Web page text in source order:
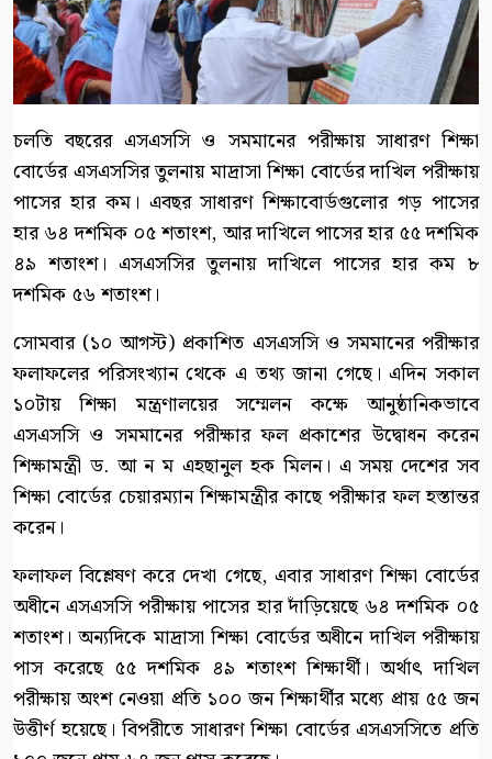
চলতি বছরের এসএসসি ও সমমানের পরীক্ষায় সাধারণ শিক্ষা
বোর্ডের এসএসসির তুলনায় মাদ্রাসা শিক্ষা বোর্ডের দাখিল পরীক্ষায়
পাসের হার কম। এবছর সাধারণ শিক্ষাবোর্ডগুলোর গড় পাসের
হার ৬৪ দশমিক ০৫ শতাংশ, আর দাখিলে পাসের হার ৫৫ দশমিক
৪৯ শতাংশ। এসএসসির তুলনায় দাখিলে পাসের হার কম ৮
দশমিক ৫৬ শতাংশ।
সোমবার (১০ আগস্ট) প্রকাশিত এসএসসি ও সমমানের পরীক্ষার
ফলাফলের পরিসংখ্যান থেকে এ তথ্য জানা গেছে। এদিন সকাল
১০টায় শিক্ষা মন্ত্রণালয়ের সম্মেলন কক্ষে আনুষ্ঠানিকভাবে
এসএসসি ও সমমানের পরীক্ষার ফল প্রকাশের উদ্বোধন করেন
শিক্ষামন্ত্রী ড. আ ন ম এহছানুল হক মিলন। এ সময় দেশের সব
শিক্ষা বোর্ডের চেয়ারম্যান শিক্ষামন্ত্রীর কাছে পরীক্ষার ফল হস্তান্তর
করেন।
ফলাফল বিশ্লেষণ করে দেখা গেছে, এবার সাধারণ শিক্ষা বোর্ডের
অধীনে এসএসসি পরীক্ষায় পাসের হার দাঁড়িয়েছে ৬৪ দশমিক ০৫
শতাংশ। অন্যদিকে মাদ্রাসা শিক্ষা বোর্ডের অধীনে দাখিল পরীক্ষায়
পাস করেছে ৫৫ দশমিক ৪৯ শতাংশ শিক্ষার্থী। অর্থাৎ দাখিল
পরীক্ষায় অংশ নেওয়া প্রতি ১০০ জন শিক্ষার্থীর মধ্যে প্রায় ৫৫ জন
উত্তীর্ণ হয়েছে। বিপরীতে সাধারণ শিক্ষা বোর্ডের এসএসসিতে প্রতি